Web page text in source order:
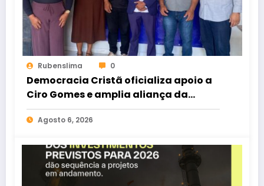
Rubenslima 0
Democracia Cristã oficializa apoio a
Ciro Gomes e amplia aliança da
oposição no Ceará
Agosto 6, 2026